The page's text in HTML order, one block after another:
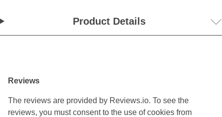
Product Details
Reviews
The reviews are provided by Reviews.io. To see the
reviews, you must consent to the use of cookies from